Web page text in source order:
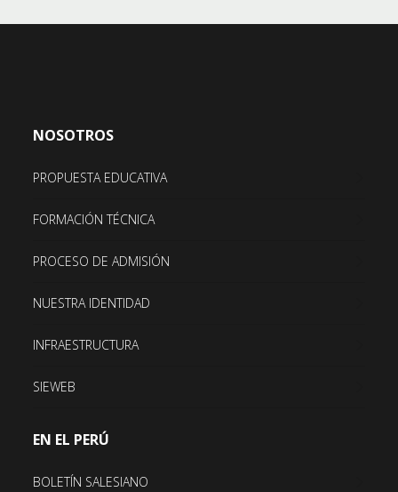
NOSOTROS
PROPUESTA EDUCATIVA
FORMACIÓN TÉCNICA
PROCESO DE ADMISIÓN
NUESTRA IDENTIDAD
INFRAESTRUCTURA
SIEWEB
EN EL PERÚ
BOLETÍN SALESIANO